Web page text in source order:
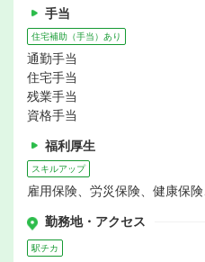
手当
住宅補助（手当）あり
通勤手当
住宅手当
残業手当
資格手当
福利厚生
スキルアップ
雇用保険、労災保険、健康保
勤務地・アクセス
駅チカ